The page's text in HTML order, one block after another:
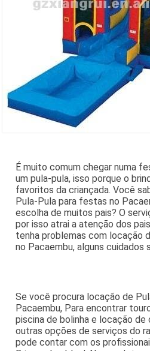
É muito comum chegar numa
um pula-pula, isso porque o
favoritos da criançada. Você
Pula-Pula para festas no
escolha de muitos pais? O
por isso atrai a atenção dos
tenha problemas com locação
no Pacaembu, alguns cuidados
Se você procura locação de
Pacaembu, Para encontrar
piscina de bolinha e locação
outras opções de serviços do
pode contar com os